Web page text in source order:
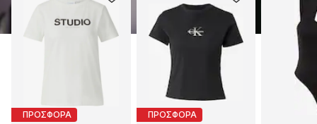
ΠΡΟΣΦΟΡΑ ΠΡΟΣΦΟΡΑ